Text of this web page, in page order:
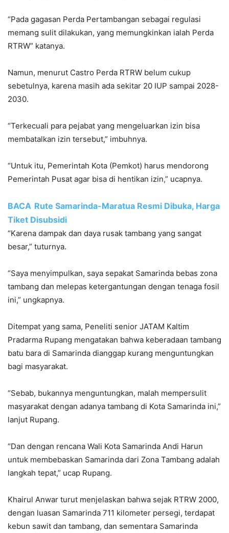
“Pada gagasan Perda Pertambangan sebagai regulasi
memang sulit dilakukan, yang memungkinkan ialah Perda
RTRW” katanya.
Namun, menurut Castro Perda RTRW belum cukup
sebetulnya, karena masih ada sekitar 20 IUP sampai 2028-
2030.
“Terkecuali para pejabat yang mengeluarkan izin bisa
membatalkan izin tersebut,” imbuhnya.
“Untuk itu, Pemerintah Kota (Pemkot) harus mendorong
Pemerintah Pusat agar bisa di hentikan izin,” ucapnya.
BACA Rute Samarinda-Maratua Resmi Dibuka, Harga
Tiket Disubsidi
“Karena dampak dan daya rusak tambang yang sangat
besar,” tuturnya.
“Saya menyimpulkan, saya sepakat Samarinda bebas zona
tambang dan melepas ketergantungan dengan tenaga fosil
ini,” ungkapnya.
Ditempat yang sama, Peneliti senior JATAM Kaltim
Pradarma Rupang mengatakan bahwa keberadaan tambang
batu bara di Samarinda dianggap kurang menguntungkan
bagi masyarakat.
“Sebab, bukannya menguntungkan, malah mempersulit
masyarakat dengan adanya tambang di Kota Samarinda ini,”
lanjut Rupang.
“Dan dengan rencana Wali Kota Samarinda Andi Harun
untuk membebaskan Samarinda dari Zona Tambang adalah
langkah tepat,” ucap Rupang.
Khairul Anwar turut menjelaskan bahwa sejak RTRW 2000,
dengan luasan Samarinda 711 kilometer persegi, terdapat
kebun sawit dan tambang, dan sementara Samarinda